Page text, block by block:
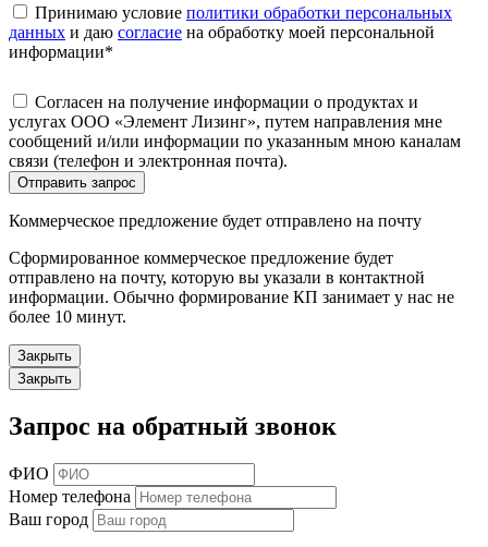
Принимаю условие политики обработки персональных
данных и даю согласие на обработку моей персональной
информации*
Согласен на получение информации о продуктах и
услугах ООО «Элемент Лизинг», путем направления мне
сообщений и/или информации по указанным мною каналам
связи (телефон и электронная почта).
Отправить запрос
Коммерческое предложение будет отправлено на почту
Сформированное коммерческое предложение будет
отправлено на почту, которую вы указали в контактной
информации. Обычно формирование КП занимает у нас не
более 10 минут.
Закрыть
Закрыть
Запрос на обратный звонок
ФИО
Номер телефона
Ваш город